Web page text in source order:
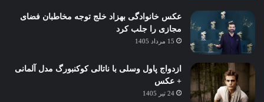
عکس خانوادگی بهزاد خلج توجه مخاطبان فضای
مجازی را جلب کرد
15 مرداد 1405
ازدواج پاول وسلی با ناتالی کوکنبورگ مدل آلمانی
+ عکس
24 تیر 1405